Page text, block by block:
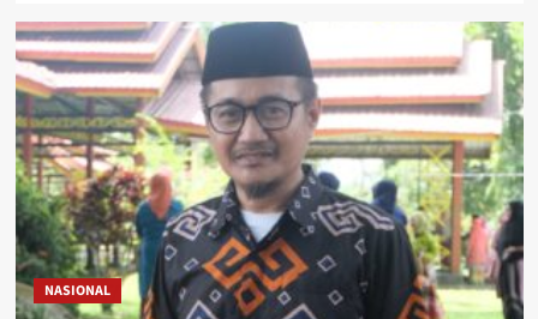
NASIONAL